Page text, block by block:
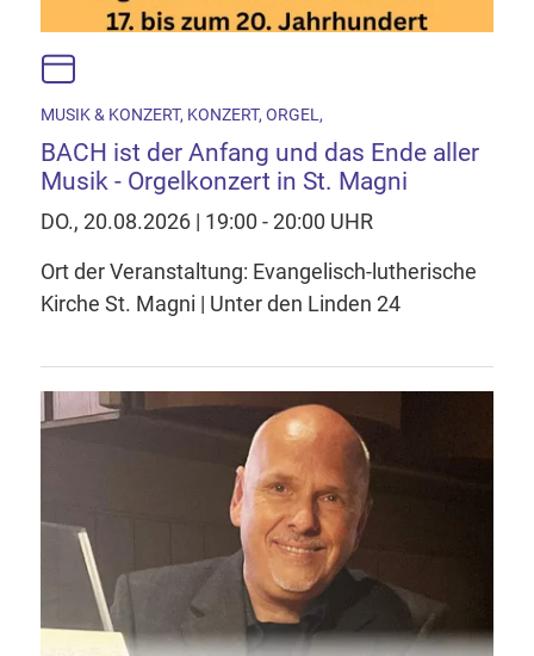
MUSIK & KONZERT, KONZERT, ORGEL,
BACH ist der Anfang und das Ende aller
Musik - Orgelkonzert in St. Magni
DO., 20.08.2026 | 19:00 - 20:00 UHR
Ort der Veranstaltung: Evangelisch-lutherische
Kirche St. Magni | Unter den Linden 24